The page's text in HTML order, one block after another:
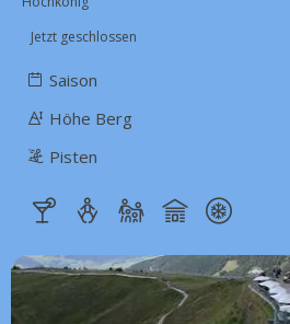
Jetzt geschlossen
Saison
Höhe Berg
Pisten